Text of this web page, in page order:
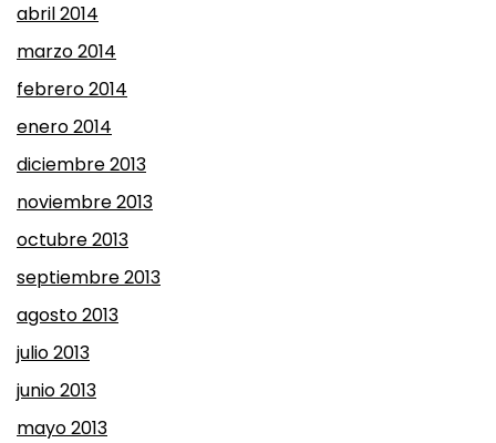
abril 2014
marzo 2014
febrero 2014
enero 2014
diciembre 2013
noviembre 2013
octubre 2013
septiembre 2013
agosto 2013
julio 2013
junio 2013
mayo 2013